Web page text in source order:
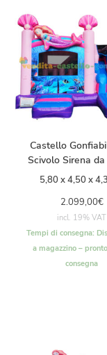
Castello
Scivolo Sirena
5,80 x 4,50 x
2.099,00€
incl. 19% VAT
Tempi di consegna:
a magazzino –
consegna